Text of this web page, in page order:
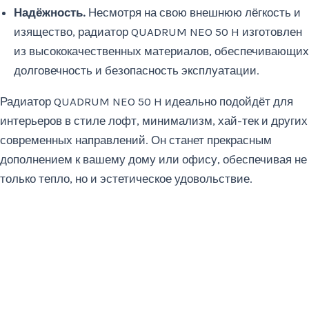
Надёжность. Несмотря на свою внешнюю лёгкость и
изящество, радиатор QUADRUM NEO 50 H изготовлен
из высококачественных материалов, обеспечивающих
долговечность и безопасность эксплуатации.
Радиатор QUADRUM NEO 50 H идеально подойдёт для
интерьеров в стиле лофт, минимализм, хай-тек и других
современных направлений. Он станет прекрасным
дополнением к вашему дому или офису, обеспечивая не
только тепло, но и эстетическое удовольствие.